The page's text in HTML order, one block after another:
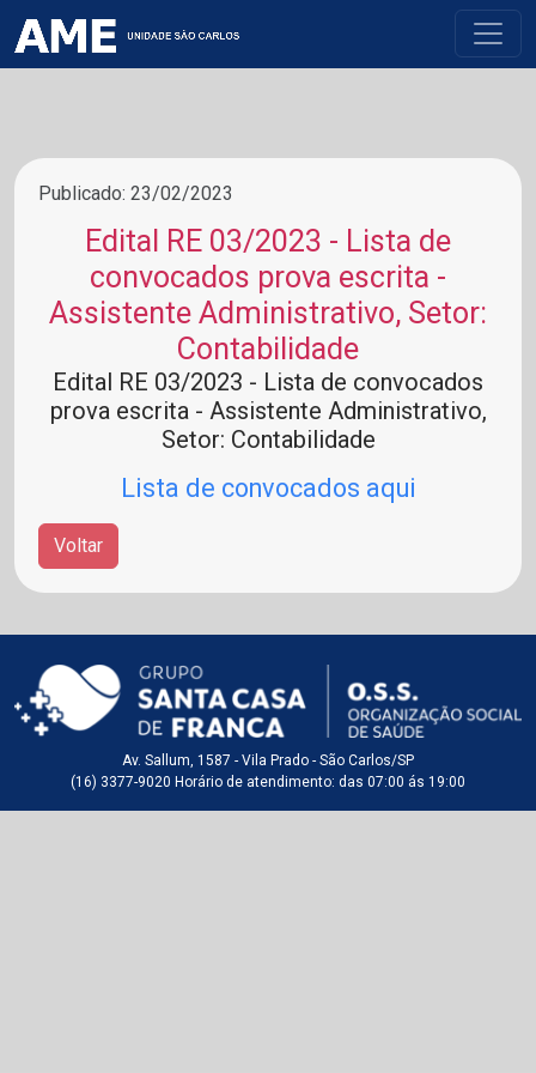
Publicado: 23/02/2023
Edital RE 03/2023 - Lista de
convocados prova escrita -
Assistente Administrativo, Setor:
Contabilidade
Edital RE 03/2023 - Lista de convocados
prova escrita - Assistente Administrativo,
Setor: Contabilidade
Lista de convocados aqui
Voltar
Av. Sallum, 1587 - Vila Prado - São Carlos/SP
(16) 3377-9020 Horário de atendimento: das 07:00 ás 19:00